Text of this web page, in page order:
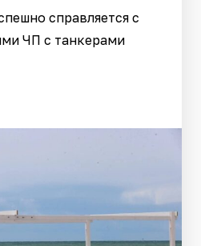
справляется с
ЧП с танкерами